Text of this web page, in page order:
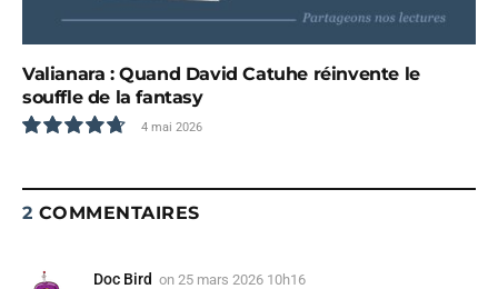
Valianara : Quand David Catuhe réinvente le
souffle de la fantasy
4 mai 2026
2 COMMENTAIRES
Doc Bird on 25 mars 2026 10h16